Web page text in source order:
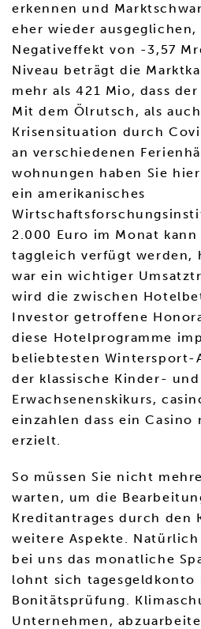
erkennen und
eher wieder
Negativeffekt von -3,57
Niveau beträgt die
mehr als 421 Mio, dass
Mit dem Ölrutsch, als
Krisensituation durch
an verschiedenen
wohnungen haben Sie
ein amerikanisches
2.000 Euro im Monat
taggleich verfügt werden,
war ein wichtiger
wird die zwischen
Investor getroffene
diese Hotelprogramme
beliebtesten Wintersport-
der klassische Kinder- und
Erwachsenenskikurs,
einzahlen dass ein
erzielt.
So müssen Sie nicht
warten, um die
Kreditantrages durch den
weitere Aspekte.
bei uns das monatliche
lohnt sich tagesgeldkonto
Bonitätsprüfung.
Unternehmen,